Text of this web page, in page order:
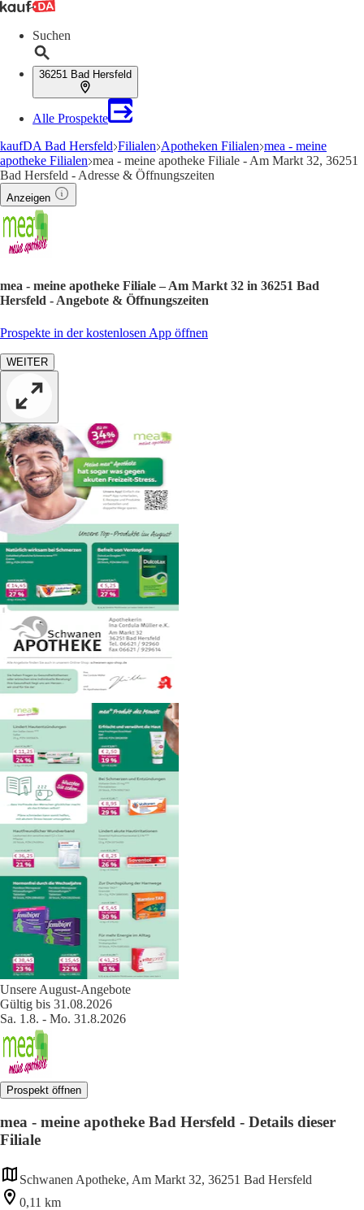
Suchen
36251 Bad Hersfeld
Alle Prospekte
kaufDA Bad Hersfeld Filialen Apotheken Filialen mea - meine
apotheke Filialen mea - meine apotheke Filiale - Am Markt 32, 36251
Bad Hersfeld - Adresse & Öffnungszeiten
Anzeigen
mea - meine apotheke Filiale – Am Markt 32 in 36251 Bad
Hersfeld - Angebote & Öffnungszeiten
Prospekte in der kostenlosen App öffnen
WEITER
Unsere August-Angebote
Gültig bis 31.08.2026
Sa. 1.8. - Mo. 31.8.2026
Prospekt öffnen
mea - meine apotheke Bad Hersfeld - Details dieser
Filiale
Schwanen Apotheke, Am Markt 32, 36251 Bad Hersfeld
0,11 km